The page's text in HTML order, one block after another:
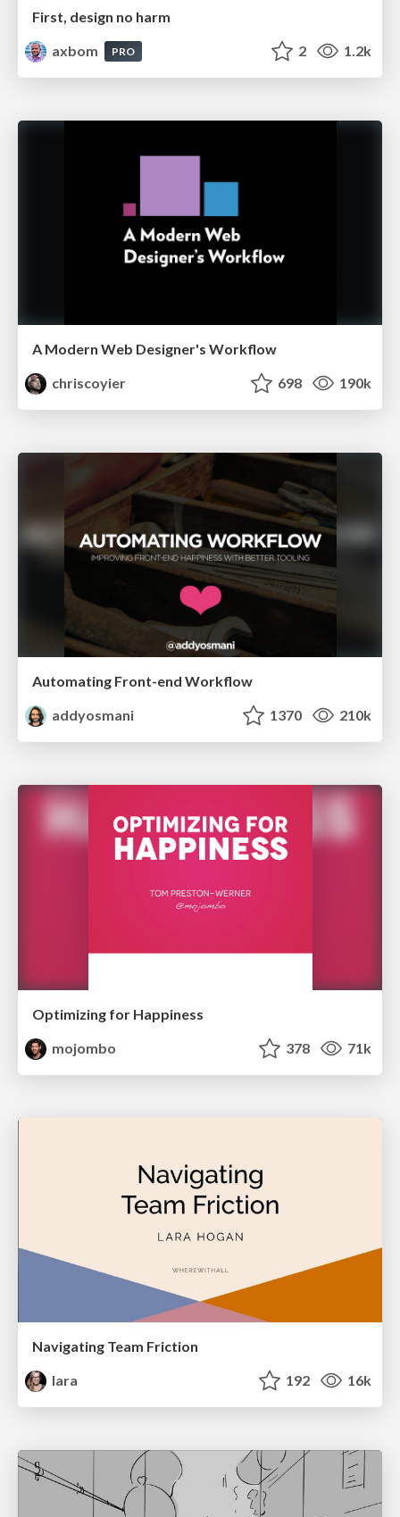
First, design no harm
axbom
PRO 2 1.2k
A Modern Web Designer's Workflow
chriscoyier
698 190k
Automating Front-end Workflow
addyosmani
1370 210k
Optimizing for Happiness
mojombo
378 71k
Navigating Team Friction
lara
192 16k